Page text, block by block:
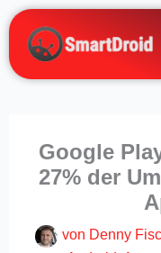
Zum
Inhalt
springen
Google
27% der
von Denny